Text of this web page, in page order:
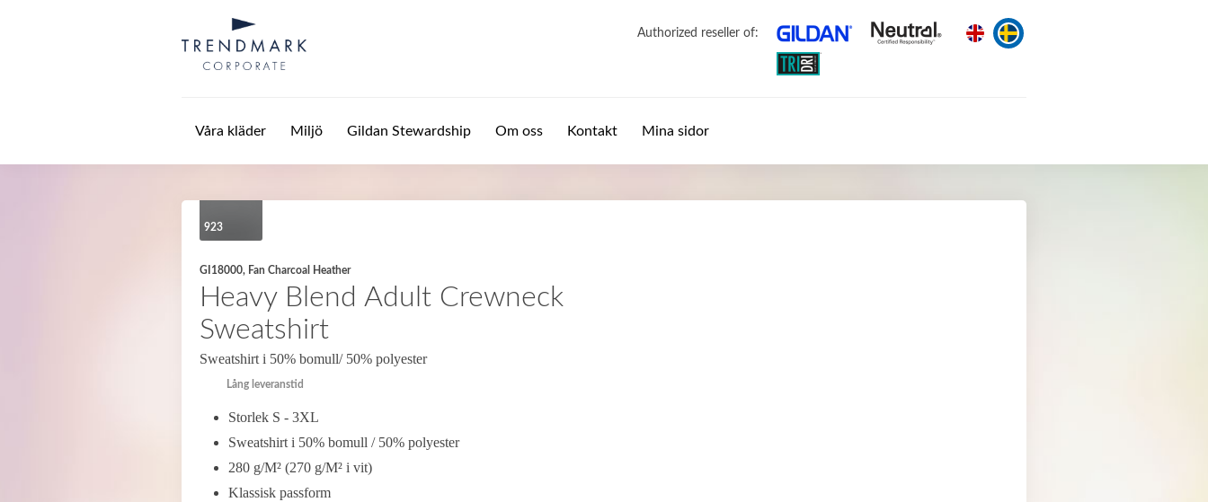
Authorized reseller of:
Våra kläder Miljö Gildan Stewardship Om oss Kontakt Mina sidor
923
GI18000, Fan Charcoal Heather
Heavy Blend Adult Crewneck
Sweatshirt
Sweatshirt i 50% bomull/ 50% polyester
Lång leveranstid
Storlek S - 3XL
Sweatshirt i 50% bomull / 50% polyester
280 g/M² (270 g/M² i vit)
Klassisk passform